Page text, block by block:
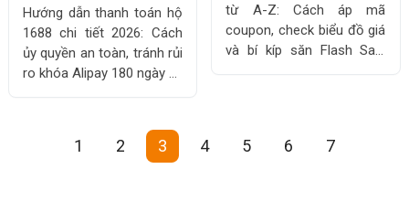
Hướng dẫn thanh toán hộ
1688 chi tiết 2026: Cách
ủy quyền an toàn, tránh rủi
ro khóa Alipay 180 ngày và
từ A-Z: Cách áp mã
coupon, check biểu đồ giá
và bí kíp săn Flash Sale
1 2 3 4 5 6 7